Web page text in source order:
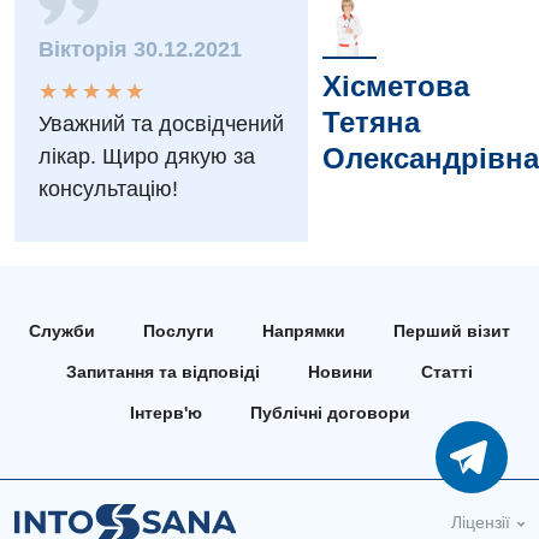
Енциклопедія
Програма лояльності
Відгуки
Діагностичне відділення
Ендоскопічне відділення
Інструментальна діагностика
Рентгенографія
Акушерство і гінекологія
Українська
Вікторія 30.12.2021
★
★
★
★
★
★ ★ ★ ★ ★
Уважний та досвідчений
лікар. Щиро дякую за
консультацію!
Хісметова
Тетяна
Олександрівна
Служби Послуги Напрямки Перший візит
Запитання та відповіді Новини Статті
Інтерв'ю Публічні договори
Ліцензії